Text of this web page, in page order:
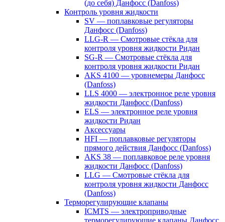
(до себя) Данфосс (Danfoss)
Контроль уровня жидкости
SV — поплавковые регуляторы
Данфосс (Danfoss)
LLG-R — Смотровые стёкла для
контроля уровня жидкости Ридан
SG-R — Смотровые стёкла для
контроля уровня жидкости Ридан
AKS 4100 — уровнемеры Данфосс
(Danfoss)
LLS 4000 — электронное реле уровня
жидкости Данфосс (Danfoss)
ELS — электронное реле уровня
жидкости Ридан
Аксессуары
HFI — поплавковые регуляторы
прямого действия Данфосс (Danfoss)
AKS 38 — поплавковое реле уровня
жидкости Данфосс (Danfoss)
LLG — Смотровые стёкла для
контроля уровня жидкости Данфосс
(Danfoss)
Терморегулирующие клапаны
ICMTS — электроприводные
терморегулирующие клапаны Данфосс